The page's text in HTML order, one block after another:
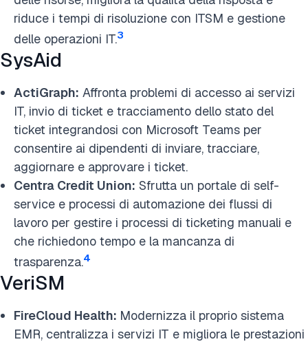
riduce i tempi di risoluzione con ITSM e gestione
delle operazioni IT.3
SysAid
ActiGraph: Affronta problemi di accesso ai servizi
IT, invio di ticket e tracciamento dello stato del
ticket integrandosi con Microsoft Teams per
consentire ai dipendenti di inviare, tracciare,
aggiornare e approvare i ticket.
Centra Credit Union: Sfrutta un portale di self-
service e processi di automazione dei flussi di
lavoro per gestire i processi di ticketing manuali e
che richiedono tempo e la mancanza di
trasparenza.4
VeriSM
FireCloud Health: Modernizza il proprio sistema
EMR, centralizza i servizi IT e migliora le prestazioni